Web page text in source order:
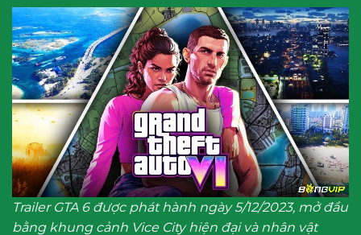
Trailer GTA 6 được phát hành ngày 5/12/2023, mở đầu
bằng khung cảnh Vice City hiện đại và nhân vật